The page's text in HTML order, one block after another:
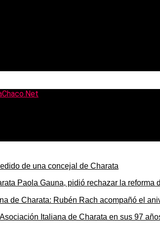
Paola Gauna, pidió rechazar la reforma
Italiana de Charata en sus 97